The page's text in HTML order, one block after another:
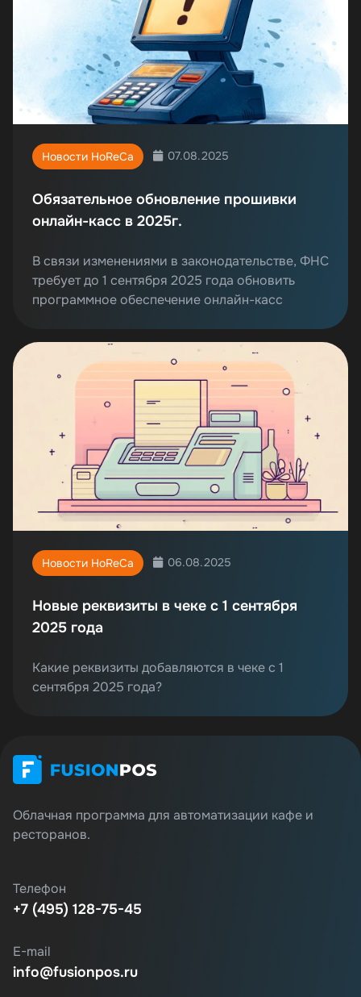
Новости HoReCa 07.08.2025
Обязательное обновление прошивки
онлайн-касс в 2025г.
В связи изменениями в законодательстве, ФНС
требует до 1 сентября 2025 года обновить
программное обеспечение онлайн-касс
Новости HoReCa 06.08.2025
Новые реквизиты в чеке с 1 сентября
2025 года
Какие реквизиты добавляются в чеке с 1
сентября 2025 года?
Облачная программа для автоматизации кафе и
ресторанов.
Телефон
+7 (495) 128-75-45
E-mail
info@fusionpos.ru